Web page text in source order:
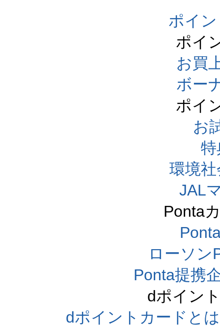
ポイ
ポイ
お買
ボー
ポイ
お
環境
JAL
Ponta
ローソン
Ponta提携
dポイン
dポイントカードと